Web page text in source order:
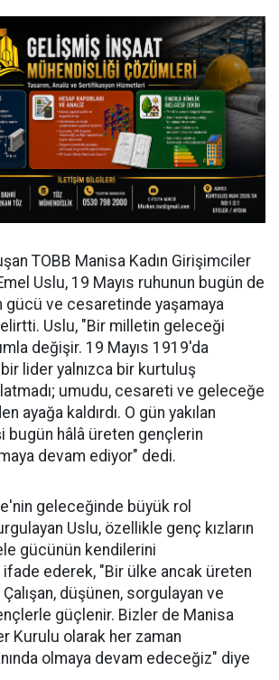
TOBB Manisa Kadın Girişimciler
Uslu, 19 Mayıs ruhunun bugün de
gücü ve cesaretinde yaşamaya
Uslu, "Bir milletin geleceği
değişir. 19 Mayıs 1919'da
lider yalnızca bir kurtuluş
umudu, cesareti ve geleceğe
ayağa kaldırdı. O gün yakılan
bugün hâlâ üreten gençlerin
devam ediyor" dedi.
geleceğinde büyük rol
Uslu, özellikle genç kızların
gücünün kendilerini
ifade ederek, "Bir ülke ancak üreten
düşünen, sorgulayan ve
güçlenir. Bizler de Manisa
Kurulu olarak her zaman
olmaya devam edeceğiz" diye